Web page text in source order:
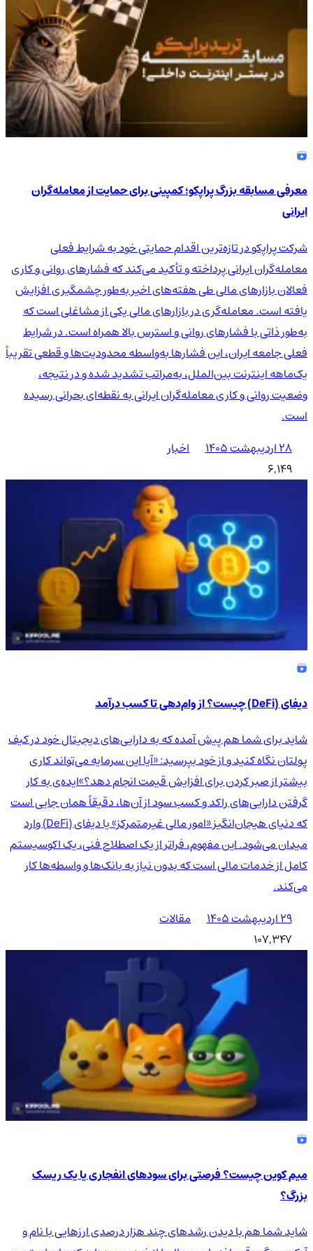
معرفی مسابقه بزرگ پراپکو؛ کمپینی برای حمایت از معامله‌گران
ایرانی
شرکت پراپکو در تازه‌ترین اقدام حمایتی خود به شرایط فعلی
معامله‌گران ایرانی پرداخته و تأکید می‌کند که فشارهای روانی و کاری
فعالان بازارهای مالی طی هفته‌های اخیر به‌طور چشمگیری افزایش
یافته است. معامله‌گری در بازارهای مالی یکی از مشاغلی است که
به‌طور ذاتی با فشارهای روانی و استرس بالا همراه است. در شرایط
فعلی جامعه ایران، این فشارها به‌واسطه محدودیت‌ها و قطعی تقریباً
یک‌ماهه اینترنت بین‌الملل، به‌مراتب تشدید شده و در نتیجه،
وضعیت روانی و کاری معامله‌گران ایرانی به نقطه‌ای بحرانی رسیده
است.
۲۸ اردیبهشت ۱۴۰۵
اخبار
6,149
دیفای (DeFi) چیست؟ از وام‌دهی تا کسب درآمد
شاید برای شما هم پیش آمده که به دارایی‌های دیجیتال خود در کیف
پولتان نگاه کنید و از خود بپرسید: «آیا این سرمایه می‌تواند کاری
بیشتر از صبر کردن برای افزایش قیمت انجام دهد؟»ایده‌ی به کار
گرفتن دارایی‌های راکد و کسب سود از آن‌ها، دقیقاً همان جایی است
که دنیای هیجان‌انگیز «امور مالی غیرمتمرکز» یا دیفای (DeFi) وارد
میدان می‌شود. این مفهوم، فراتر از یک اصطلاح فنی، یک اکوسیستم
کامل از خدمات مالی است که بدون نیاز به بانک‌ها و واسطه‌ها کار
می‌کند.
۲۹ اردیبهشت ۱۴۰۵
مقالات
107,347
میم کوین چیست؟ فرصتی برای سودهای انفجاری یا یک ریسک
بزرگ؟
شاید شما هم با دیدن رشدهای چند هزار درصدی ارزهایی با نام و